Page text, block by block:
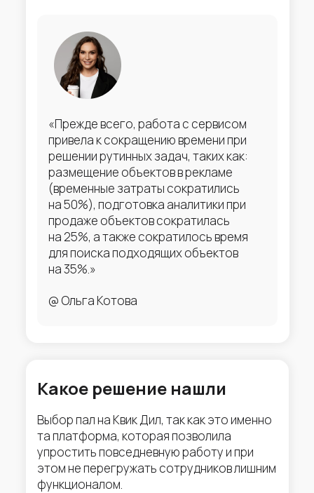
@ Ольга Котова
«Прежде всего, работа с сервисом
привела к сокращению времени при
решении рутинных задач, таких как:
размещение объектов в рекламе
(временные затраты сократились
на 50%), подготовка аналитики при
продаже объектов сократилась
на 25%, а также сократилось время
для поиска подходящих объектов
на 35%.»
Выбор пал на Квик Дил, так как это именно
та платформа, которая позволила
упростить повседневную работу и при
этом не перегружать сотрудников лишним
функционалом.
Какое решение нашли